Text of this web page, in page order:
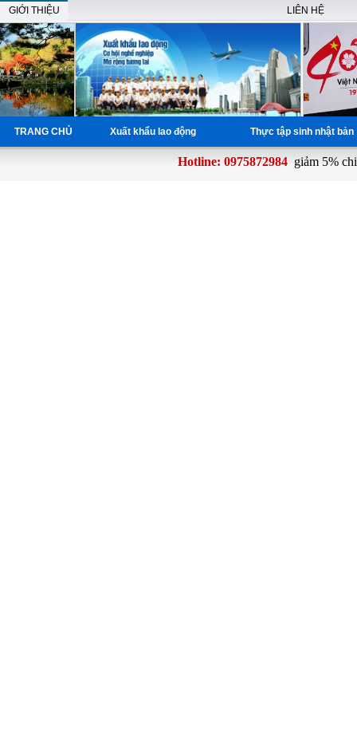
GIỚI THIỆU LIÊN HỆ
TRANG CHỦ Xuất khẩu lao động Thực tập sinh nhật
Hotline: 0975872984giảm 5% chi